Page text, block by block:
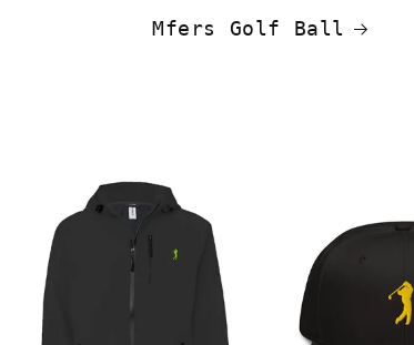
Mfers Golf Ball